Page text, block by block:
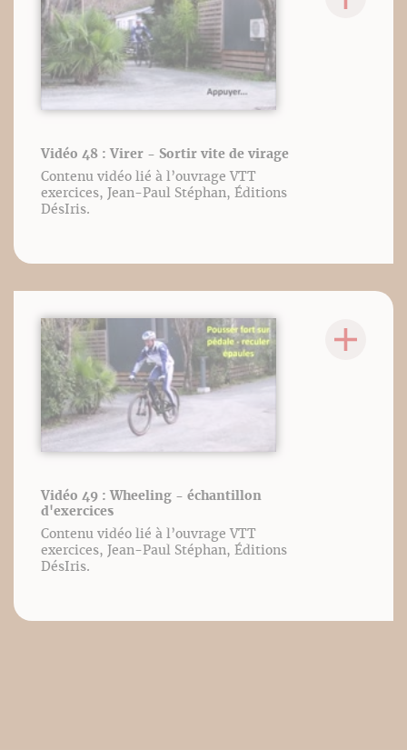
Vidéo 48 : Virer - Sortir vite de virage
Contenu vidéo lié à l’ouvrage VTT
exercices, Jean-Paul Stéphan, Éditions
DésIris.
Vidéo 49 : Wheeling - échantillon
d'exercices
Contenu vidéo lié à l’ouvrage VTT
exercices, Jean-Paul Stéphan, Éditions
DésIris.